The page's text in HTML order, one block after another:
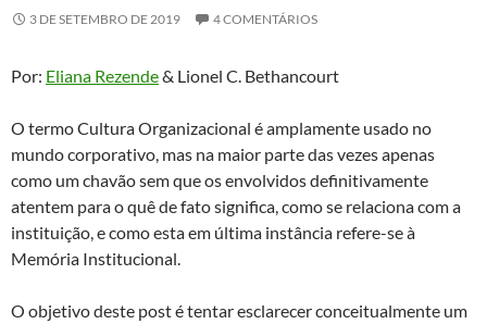
3 DE SETEMBRO DE 2019 4 COMENTÁRIOS
Por: Eliana Rezende& Lionel C. Bethancourt
O termo Cultura Organizacional é amplamente usado no
mundo corporativo, mas na maior parte das vezes apenas
como um chavão sem que os envolvidos definitivamente
atentem para o quê de fato significa, como se relaciona com a
instituição, e como esta em última instância refere-se à
Memória Institucional.
O objetivo deste post é tentar esclarecer conceitualmente um